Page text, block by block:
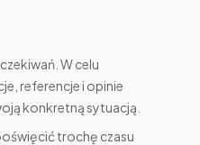
W celu
referencje i opinie
konkretną sytuacją.
trochę czasu